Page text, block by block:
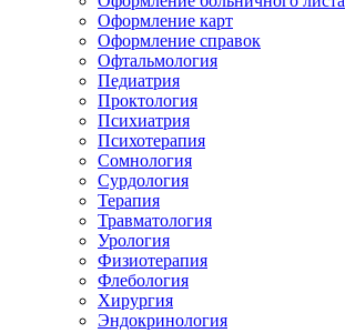
Оформление карт
Оформление справок
Офтальмология
Педиатрия
Проктология
Психиатрия
Психотерапия
Сомнология
Сурдология
Терапия
Травматология
Урология
Физиотерапия
Флебология
Хирургия
Эндокринология